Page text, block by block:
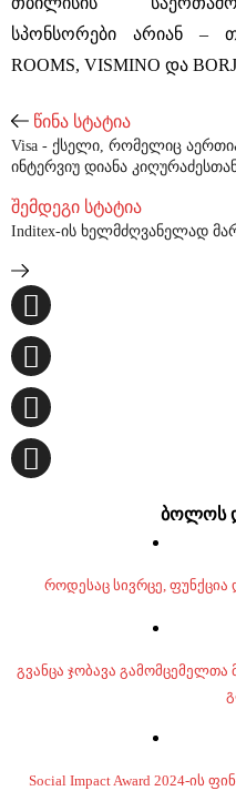
სპონსორები არიან –
ROOMS, VISMINO და
წინა სტატია
Visa - ქსელი, რომელიც
ინტერვიუ დიანა
შემდეგი სტატია
Inditex-ის ხელმძღვანელად
ბოლოს
როდესაც სივრცე,
გვანცა ჯობავა
Social Impact Award 2024-ის